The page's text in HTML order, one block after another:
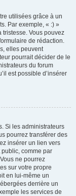
utilisées grâce à un
Par exemple, « :) »
tristesse. Vous pouvez
de rédaction.
elles peuvent
pourrait décider de le
du forum
est possible d’insérer
Si les administrateurs
pourrez transférer des
insérer un lien vers
comme par
ne pourrez
sur votre propre
en lui-même un
derrière un
les services de